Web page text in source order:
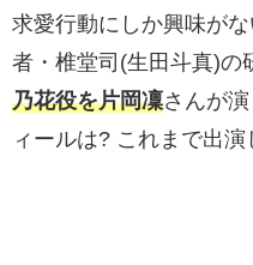
求愛行動にしか興味が
者・椎堂司(生田斗真)の
乃花役を片岡凜さんが
ィールは? これまで出